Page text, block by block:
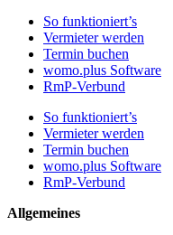
So funktioniert’s
Vermieter werden
Termin buchen
womo.plus Software
RmP-Verbund
So funktioniert’s
Vermieter werden
Termin buchen
womo.plus Software
RmP-Verbund
Allgemeines